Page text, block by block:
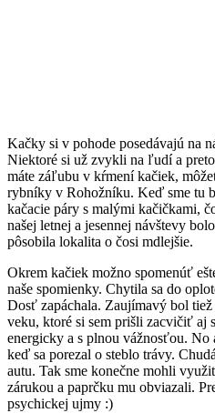
Kačky si v pohode posedávajú na
Niektoré si už zvykli na ľudí a
máte záľubu v kŕmení kačiek,
rybníky v Rohožníku. Keď sme tu
kačacie páry s malými kačičkami,
našej letnej a jesennej návštevy
pôsobila lokalita o čosi mdlejšie.
Okrem kačiek možno spomenúť
naše spomienky. Chytila sa do
Dosť zapáchala. Zaujímavý bol
veku, ktoré si sem prišli zacvičiť
energicky a s plnou vážnosťou. No
keď sa porezal o steblo trávy.
autu. Tak sme konečne mohli
zárukou a paprčku mu obviazali.
psychickej ujmy :)